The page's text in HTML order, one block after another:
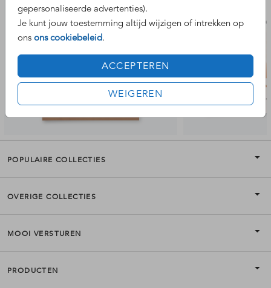
gepersonaliseerde advertenties).
Je kunt jouw toestemming altijd wijzigen of intrekken op
ons ons cookiebeleid.
ACCEPTEREN
WEIGEREN
POPULAIRE COLLECTIES
OVERIGE COLLECTIES
MOOI VERSTUREN
PRODUCTEN